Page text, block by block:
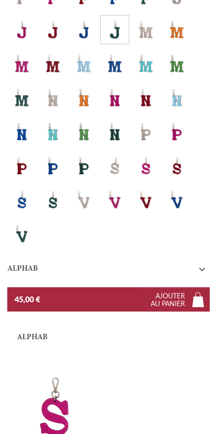
J - Fuchsia J - Rouge J - Bleu lapisJ - EmeraudeM - ChampagneM - Orange
M - Fuchsia M - Rouge M - Ciel M - Bleu lapisM - CaraïbesM - Gazon
M - EmeraudeN - ChampagneN - Orange N - Fuchsia N - Rouge N - Ciel
N - Bleu lapisN - CaraïbesN - Gazon N - EmeraudeP - ChampagneP - Fuchsia
P - Rouge P - Bleu lapisP - EmeraudeS - ChampagneS - Fuchsia S - Rouge
S - Bleu lapisS - EmeraudeV - ChampagneV - Fuchsia V - Rouge V - Bleu lapis
V - Emeraude
ALPHAB 
45,00 €
AJOUTER
AU PANIER
ALPHAB